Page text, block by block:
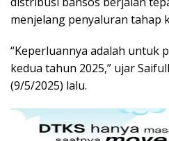
menjelang penyaluran tahap
“Keperluannya adalah untuk
kedua tahun 2025,” ujar
(9/5/2025) lalu.